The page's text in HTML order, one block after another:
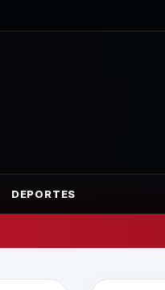
DEPORTES